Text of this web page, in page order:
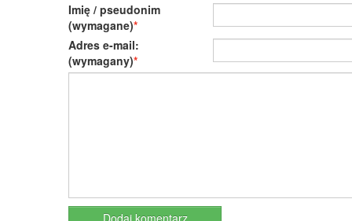
Imię / pseudonim
(wymagane)
Adres e-mail:
(wymagany)